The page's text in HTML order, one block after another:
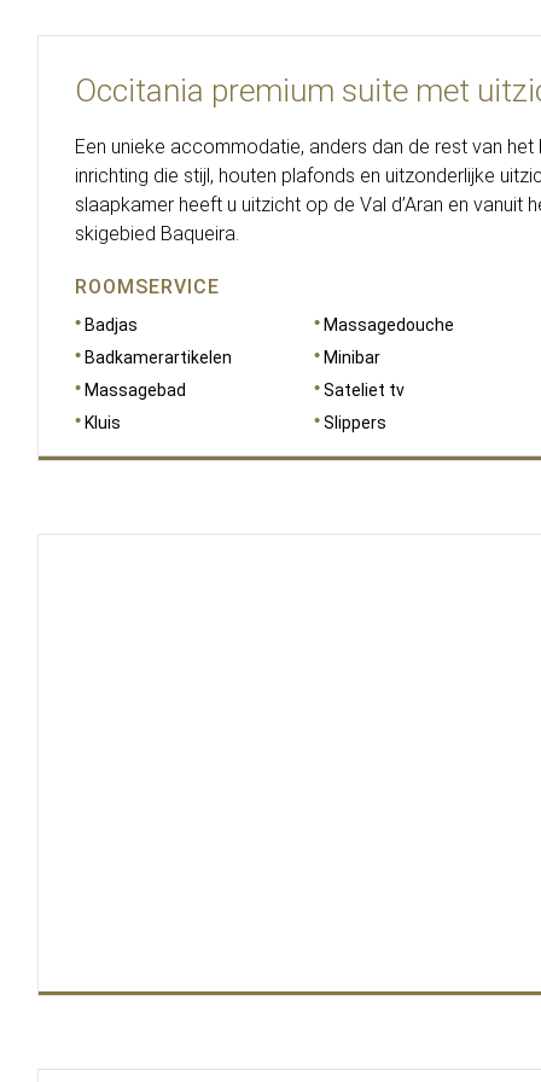
Occitania premium suite met
Een unieke accommodatie, anders dan de rest van
inrichting die stijl, houten plafonds en uitzonderlijke
slaapkamer heeft u uitzicht op de Val d’Aran en vanuit
skigebied Baqueira.
ROOMSERVICE
Badjas
Badkamerartikelen
Massagebad
Kluis
Massagedouche
Minibar
Sateliet tv
Slippers